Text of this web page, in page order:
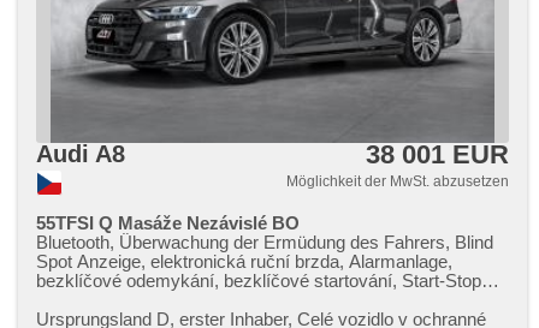
Audi A8 38 001 EUR
Möglichkeit der MwSt. abzusetzen
55TFSI Q Masáže Nezávislé BO
Bluetooth, Überwachung der Ermüdung des Fahrers, Blind
Spot Anzeige, elektronická ruční brzda, Alarmanlage,
bezklíčové odemykání, bezklíčové startování, Start-Stop
USB, Navigation, dotykové ovládání palubního počítače,
Ursprungsland D,​ erster Inhaber,​ Celé vozidlo v ochranné